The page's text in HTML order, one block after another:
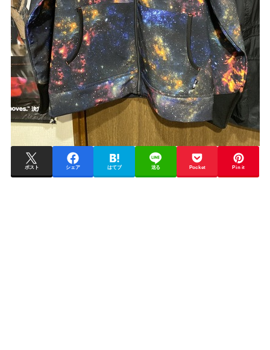
ポスト シェア はてブ 送る Pocket Pin it